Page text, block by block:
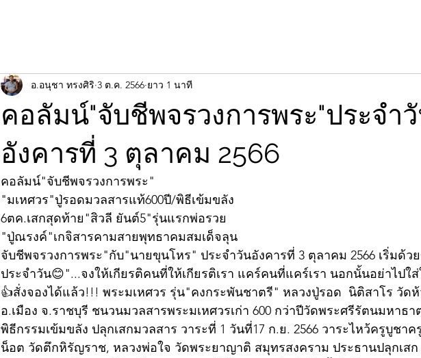
คอลัมน์"จับชีพจรวงการพระ"ประจำ
อังคารที่ 3 ตุลาคม 2566
อ.อนุชา ทรงศิริ 3 ต.ค. 2566 ยาว 1 นาที
คอลัมน์"จับชีพจรวงการพระ"
"มเหศวร"ปู่รอดมวลสารแท้600ปี/พิธีเข้มขลัง
6ตค.เสกสุดท้าย"สิวลี ยันต์5"รุ่นแรกพ่อรวย
"ปู่ณรงค์"เกจิสารคามสายพุทธาคมสมเด็จลุน
จับชีพจรวงการพระ"กับ"นายขุนโหร" ประจำวันอังคารที่ 3 ตุลาคม 2566 เริ่มด้ว
ประจำวัน😊"...จงให้เกียรติคนที่ให้เกียรติเรา แคร์คนที่แคร์เรา นอกนั้นอย่าไปใ
👍สั่งจองได้แล้ว!!! พระมเหศวร รุ่น"คงกระพันชาตรี" หลวงปู่รอด  นิติสาโร วัด
อ.เมือง จ.ราชบุรี ชนวนมวลสารพระมเหศวรเก่า 600 กว่าปีวัดพระศรีรัตนมหาธ
พิธีกรรมเข้มขลัง ปลุกเสกมวลสาร วาระที่ 1 วันที่17 ก.ย. 2566 วาระไหว้ครูบูชาค
น็อต วัดตึกหิรัญราช, หลวงพ่อใจ วัดพระยาญาติ สมุทรสงคราม ประธานปลุกเสก